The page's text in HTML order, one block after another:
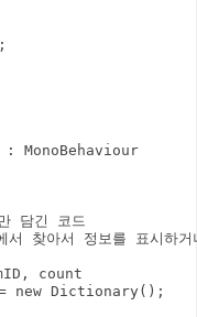
: MonoBehaviour
담긴 코드
아서 정보를 표시하거
count
new Dictionary();